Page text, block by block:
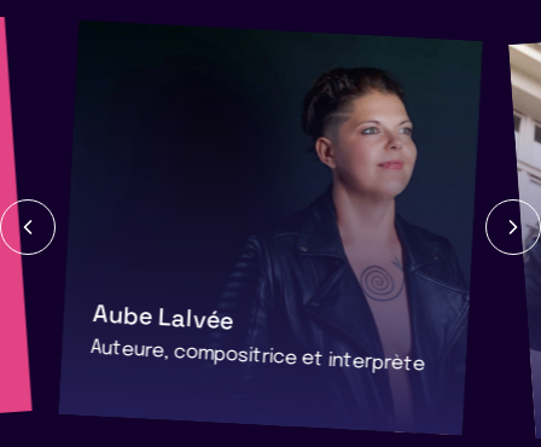
Aube Lalvée
Auteure, compositrice et interprète